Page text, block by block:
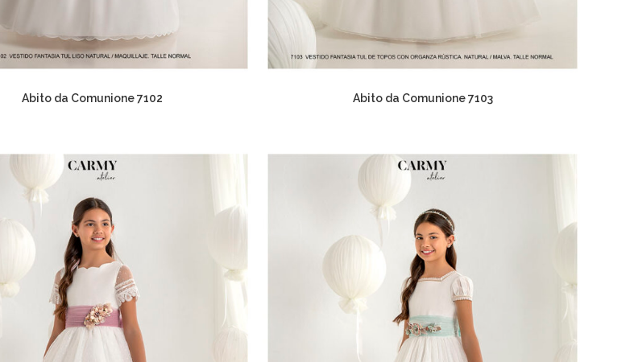
Abito da Comunione 7102 Abito da Comunione 7103